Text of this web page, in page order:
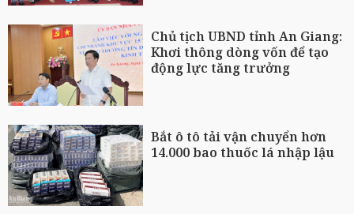
Chủ tịch UBND tỉnh An Giang:
Khơi thông dòng vốn để tạo
động lực tăng trưởng
Bắt ô tô tải vận chuyển hơn
14.000 bao thuốc lá nhập lậu